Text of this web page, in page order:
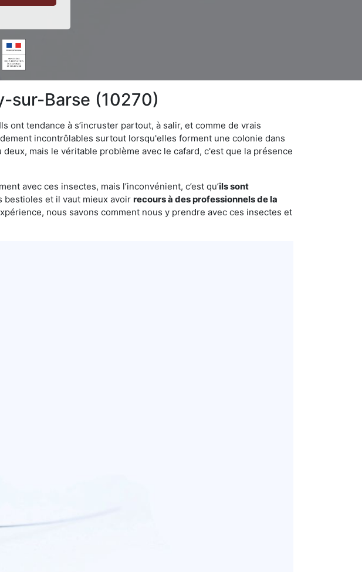
sur-Barse (10270)
tendance à s’incruster partout, à salir, et comme de vrais
incontrôlables surtout lorsqu'elles forment une colonie dans
mais le véritable problème avec le cafard, c'est que la présence
avec ces insectes, mais l’inconvénient, c’est qu’ils sont
bestioles et il vaut mieux avoir recours à des professionnels de la
nous savons comment nous y prendre avec ces insectes et